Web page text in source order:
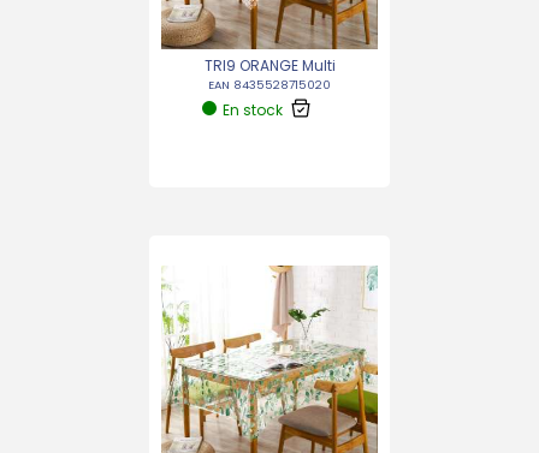
TRI9 ORANGE Multi
EAN 8435528715020
En stock